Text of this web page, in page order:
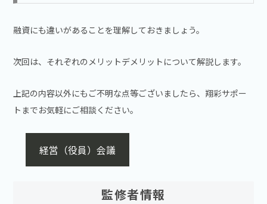
融資にも違いがあることを理解しておきましょう。
次回は、それぞれのメリットデメリットについて解説します。
上記の内容以外にもご不明な点等ございましたら、翔彩サポー
トまでお気軽にご相談ください。
経営（役員）会議
監修者情報